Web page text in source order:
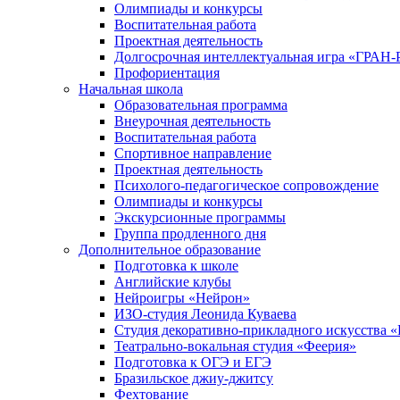
Олимпиады и конкурсы
Воспитательная работа
Проектная деятельность
Долгосрочная интеллектуальная игра
Профориентация
Начальная школа
Образовательная программа
Внеурочная деятельность
Воспитательная работа
Спортивное направление
Проектная деятельность
Психолого-педагогическое сопровождение
Олимпиады и конкурсы
Экскурсионные программы
Группа продленного дня
Дополнительное образование
Подготовка к школе
Английские клубы
Нейроигры «Нейрон»
ИЗО-студия Леонида Куваева
Студия декоративно-прикладного искусства
Театрально-вокальная студия «Феерия»
Подготовка к ОГЭ и ЕГЭ
Бразильское джиу-джитсу
Фехтование